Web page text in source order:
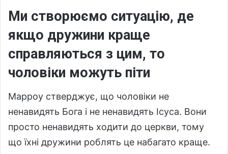
Ми створюємо ситуацію, де
якщо дружини краще
справляються з цим, то
чоловіки можуть піти
Марроу стверджує, що чоловіки не
ненавидять Бога і не ненавидять Ісуса. Вони
просто ненавидять ходити до церкви, тому
що їхні дружини роблять це набагато краще.